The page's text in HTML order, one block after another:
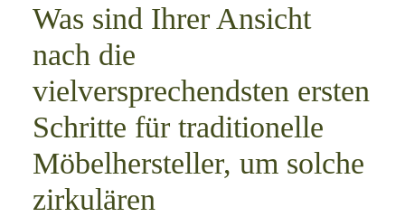
Was sind Ihrer Ansicht
nach die
vielversprechendsten ersten
Schritte für traditionelle
Möbelhersteller, um solche
zirkulären